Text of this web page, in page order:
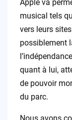
Apple va
musical tels
vers leurs
possiblement
quant à lui,
de pouvoir
du parc.